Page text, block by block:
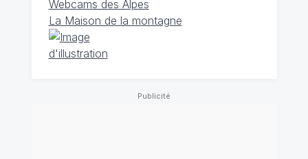
Webcams des Alpes
La Maison de la montagne